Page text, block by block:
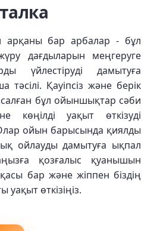
арқаны бар арбалар - бұл
дағдыларын меңгеруге
үйлестіруді дамытуға
тәсілі. Қауіпсіз және берік
бұл ойыншықтар сәби
көңілді уақыт өткізуді
ойын барысында қиялды
ойлауды дамытуға ықпал
қозғалыс қуанышын
бар және жіппен біздің
өткізіңіз.